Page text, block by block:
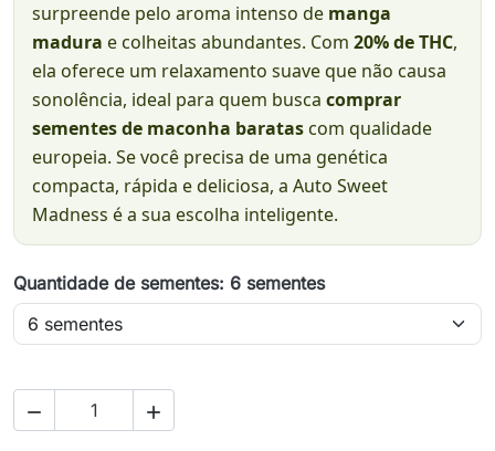
surpreende pelo aroma intenso de manga
madura e colheitas abundantes. Com 20% de THC,
ela oferece um relaxamento suave que não causa
sonolência, ideal para quem busca comprar
sementes de maconha baratascom qualidade
europeia. Se você precisa de uma genética
compacta, rápida e deliciosa, a Auto Sweet
Madness é a sua escolha inteligente.
Quantidade de sementes: 6 sementes
 